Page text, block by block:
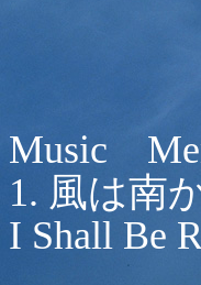
Music
1. 風は
I Shall Be